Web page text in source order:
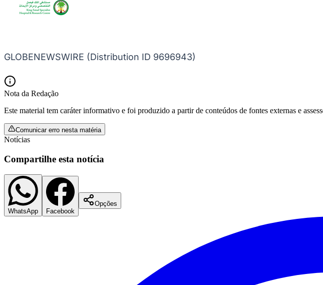
NBB
Paulistão
Copa América
Premier League
Bundesliga
Mundial 2026
Times - Ir direto
GLOBENEWSWIRE (Distribution ID 9696943)
Nota da Redação
Este material tem caráter informativo e foi produzido a partir de conteúdos de fontes externas e
Comunicar erro nesta matéria
Notícias
Compartilhe esta notícia
WhatsApp Facebook
Opções